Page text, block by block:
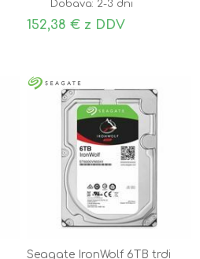
Dobava: 2-3 dni
152,38 € z DDV
Seagate IronWolf 6TB trdi